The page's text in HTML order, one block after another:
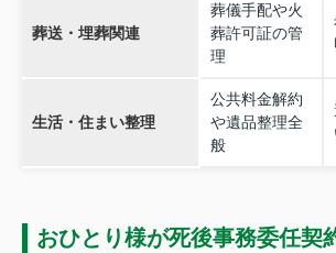
葬送・埋葬関連
葬儀手配や火
葬許可証の管
理
生活・住まい整理
公共料金解約
や遺品整理全
般
おひとり様が死後事務委任契